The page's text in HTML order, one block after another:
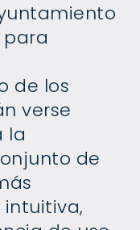
para
de los
verse
la
de